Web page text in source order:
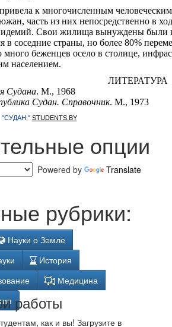
к многочисленным
часть из них непосредственно в
Свои жилища вынуждены были
в соседние страны, но более 80%
беженцев осело в столице,
населением.
ЛИТЕРАТУРА
Судана. М., 1968
Судан. Справочник. М., 1973
"СУДАН," STUDENTS.BY
опции
Powered by Translate
рубрики:
Науки о Земле
История
Медицина
работы
как и вы! Загрузите в